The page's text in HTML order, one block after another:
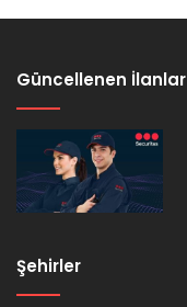
Güncellenen İlanlar
Şehirler